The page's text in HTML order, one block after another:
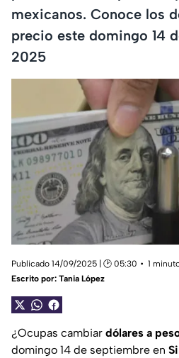
mexicanos. Conoce los
precio este domingo 14
2025
Publicado 14/09/2025 | 🕑 05:30
1
Escrito por: Tania López
¿Ocupas cambiar dólares a
domingo 14 de septiembre en